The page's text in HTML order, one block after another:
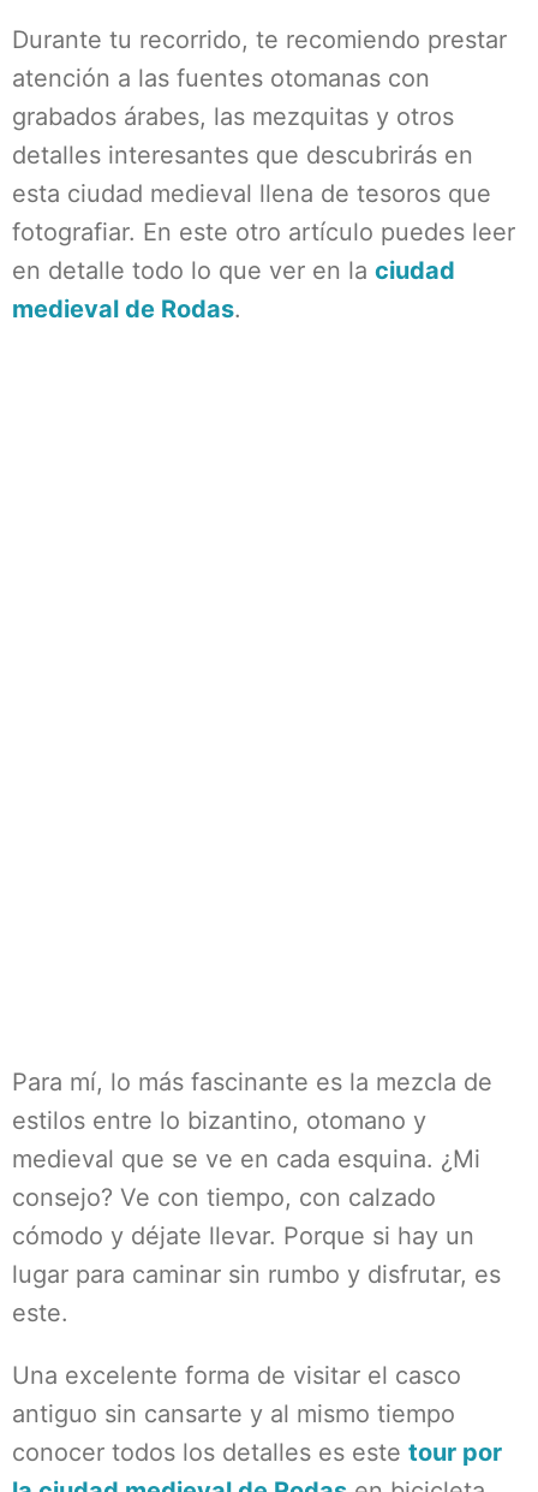
Durante tu recorrido, te recomiendo prestar
atención a las fuentes otomanas con
grabados árabes, las mezquitas y otros
detalles interesantes que descubrirás en
esta ciudad medieval llena de tesoros que
fotografiar. En este otro artículo puedes leer
en detalle todo lo que ver en la ciudad
medieval de Rodas.
Para mí, lo más fascinante es la mezcla de
estilos entre lo bizantino, otomano y
medieval que se ve en cada esquina. ¿Mi
consejo? Ve con tiempo, con calzado
cómodo y déjate llevar. Porque si hay un
lugar para caminar sin rumbo y disfrutar, es
este.
Una excelente forma de visitar el casco
antiguo sin cansarte y al mismo tiempo
conocer todos los detalles es este tour por